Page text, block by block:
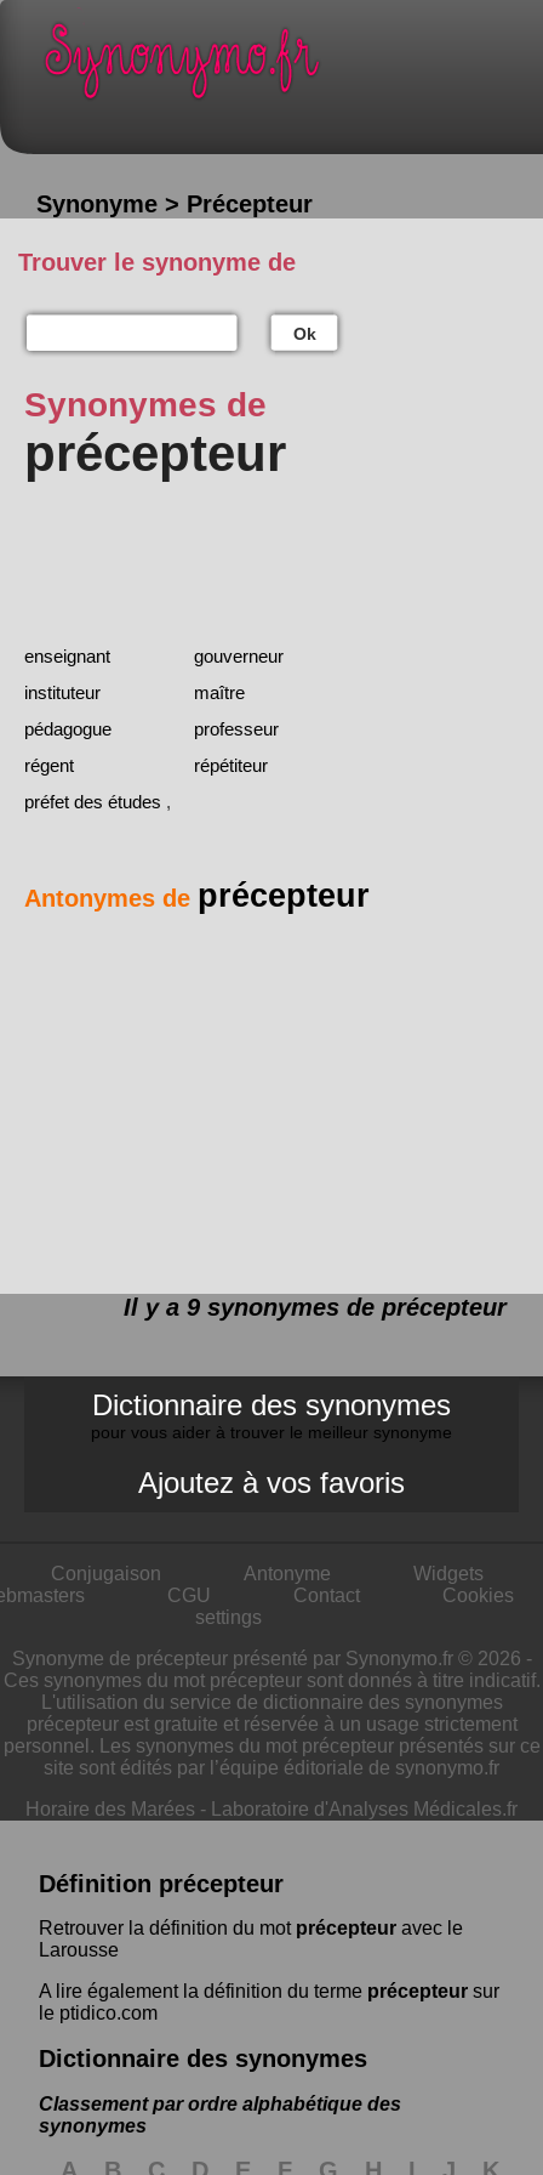
Synonyme > Précepteur
Trouver le synonyme de
Ok
Synonymes de
précepteur
enseignant
gouverneur
instituteur
maître
pédagogue
professeur
régent
répétiteur
préfet des études ,
Antonymes de précepteur
Il y a 9 synonymes de précepteur
Dictionnaire des synonymes
pour vous aider à trouver le meilleur synonyme
Ajoutez à vos favoris
Conjugaison Antonyme
Widgets
CGU Contact
Cookies
settings
Synonyme de précepteur présenté par Synonymo.fr © 2026 -
Ces synonymes du mot précepteur sont donnés à titre indicatif.
L'utilisation du service de dictionnaire des synonymes
précepteur est gratuite et réservée à un usage strictement
personnel. Les synonymes du mot précepteur présentés sur ce
site sont édités par l’équipe éditoriale de synonymo.fr
Horaire des Marées - Laboratoire d'Analyses Médicales.fr
Définition précepteur
Retrouver la définition du mot précepteur avec le
Larousse
A lire également la définition du terme précepteur sur
le ptidico.com
Dictionnaire des synonymes
Classement par ordre alphabétique des
synonymes